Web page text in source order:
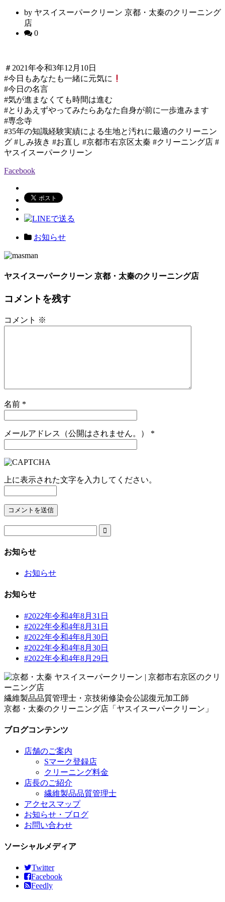
by ヤスイスーパークリーン 京都・太秦のクリーニング
店
0
＃2021年令和3年12月10日
#今日もあなたも一緒に元気に
#今日の名言
#気が進まなくても時間は進む
#とりあえずやってみたらあなた自身が前に一歩進みます
#専念寺
#35年の知識経験実績による生地と汚れに最適のクリーニン
グ #しみ抜き #お直し #京都市右京区太秦 #クリーニング店 #
ヤスイスーパークリーン
Facebook
お知らせ
ヤスイスーパークリーン 京都・太秦のクリーニング店
コメントを残す
コメント ※
名前 *
メールアドレス（公開はされません。） *
上に表示された文字を入力してください。

お知らせ
お知らせ
お知らせ
#2022年令和4年8月31日
#2022年令和4年8月31日
#2022年令和4年8月30日
#2022年令和4年8月30日
#2022年令和4年8月29日
繊維製品品質管理士・京技術修染会公認復元加工師
京都・太秦のクリーニング店「ヤスイスーパークリーン」
ブログコンテンツ
店舗のご案内
Sマーク登録店
クリーニング料金
店長のご紹介
繊維製品品質管理士
アクセスマップ
お知らせ・ブログ
お問い合わせ
ソーシャルメディア
Twitter
Facebook
Feedly